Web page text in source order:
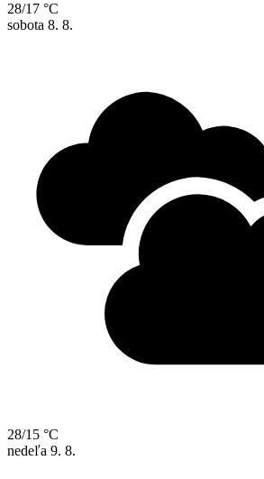
28/17 °C
sobota 8. 8.
28/15 °C
nedeľa 9. 8.